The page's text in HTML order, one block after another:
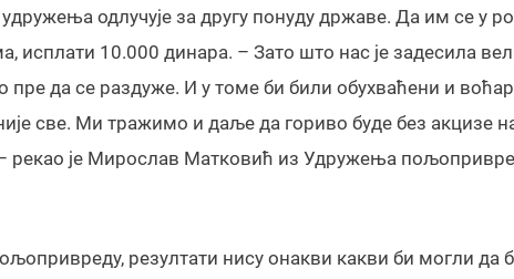
одлучује за другу понуду државе. Да им се у
исплати 10.000 динара. – Зато што нас је задесила
да се раздуже. И у томе би били обухваћени и
све. Ми тражимо и даље да гориво буде без акцизе
рекао је Мирослав Матковић из Удружења
резултати нису онакви какви би могли да